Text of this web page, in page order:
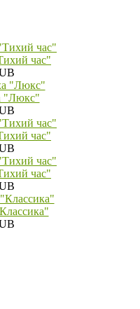
час"
"Люкс"
час"
час"